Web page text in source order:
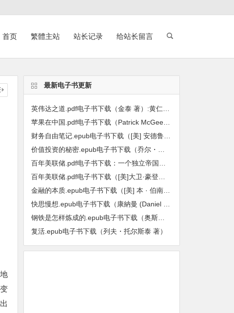
首页 繁體主站 站长记录 给站长留言
最新电子书更新
复活.epub电子书下载（列夫・托尔斯泰 著）